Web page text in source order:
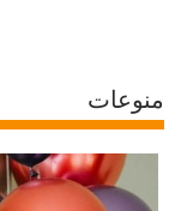
منوعات